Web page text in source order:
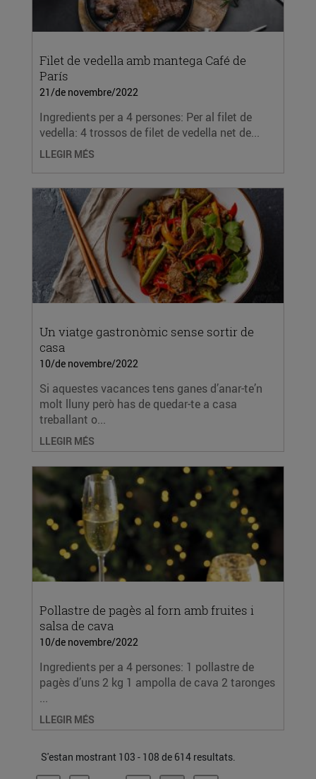
Filet de vedella amb mantega Café de
París
21/de novembre/2022
Ingredients per a 4 persones: Per al filet de
vedella: 4 trossos de filet de vedella net de...
LLEGIR MÉS
Un viatge gastronòmic sense sortir de
casa
10/de novembre/2022
Si aquestes vacances tens ganes d’anar-te’n
molt lluny però has de quedar-te a casa
treballant o...
LLEGIR MÉS
Pollastre de pagès al forn amb fruites i
salsa de cava
10/de novembre/2022
Ingredients per a 4 persones: 1 pollastre de
pagès d’uns 2 kg 1 ampolla de cava 2 taronges
...
LLEGIR MÉS
S'estan mostrant 103 - 108 de 614 resultats.